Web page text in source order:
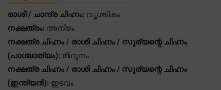
രാശി / ചാന്ദ്ര ചിഹ്നം: വൃശ്ചികം
നക്ഷത്രം: അനിഴം
നക്ഷത്ര ചിഹ്നം / രാശി ചിഹ്നം / സൂര്യന്റെ ചിഹ്നം
(പാശ്ചാത്യം): മിഥുനം
നക്ഷത്ര ചിഹ്നം / രാശി ചിഹ്നം / സൂര്യന്റെ ചിഹ്നം
(ഇന്ത്യൻ): ഇടവം